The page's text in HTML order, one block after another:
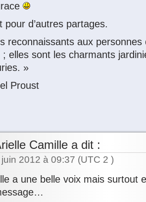
pour d’autres partages.
reconnaissants aux
; elles sont les charmants
»
Proust
Camille a dit :
juin 2012 à 09:37 (UTC 2 )
a une belle voix mais surtout